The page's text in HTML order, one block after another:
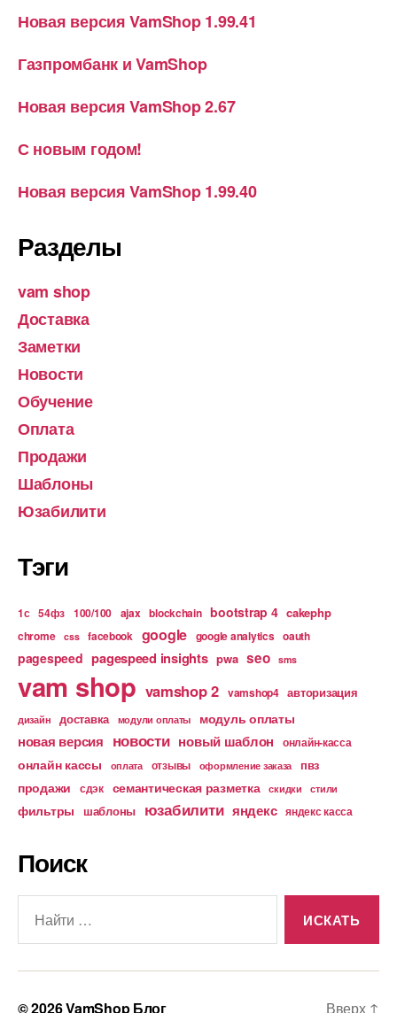
Новая версия VamShop 1.99.41
Газпромбанк и VamShop
Новая версия VamShop 2.67
С новым годом!
Новая версия VamShop 1.99.40
Разделы
vam shop
Доставка
Заметки
Новости
Обучение
Оплата
Продажи
Шаблоны
Юзабилити
Тэги
1с 54фз 100/100 ajax blockchain bootstrap 4 cakephp
chrome css facebook google google analytics oauth
pagespeed pagespeed insights pwa seo sms
vam shop vamshop 2 vamshop4 авторизация
дизайн доставка модули оплаты модуль оплаты
новая версия новости новый шаблон онлайн-касса
онлайн кассы оплата отзывы оформление заказа пвз
продажи сдэк семантическая разметка скидки стили
фильтры шаблоны юзабилити яндекс яндекс касса
Поиск
© 2026VamShop Блог Вверх ↑